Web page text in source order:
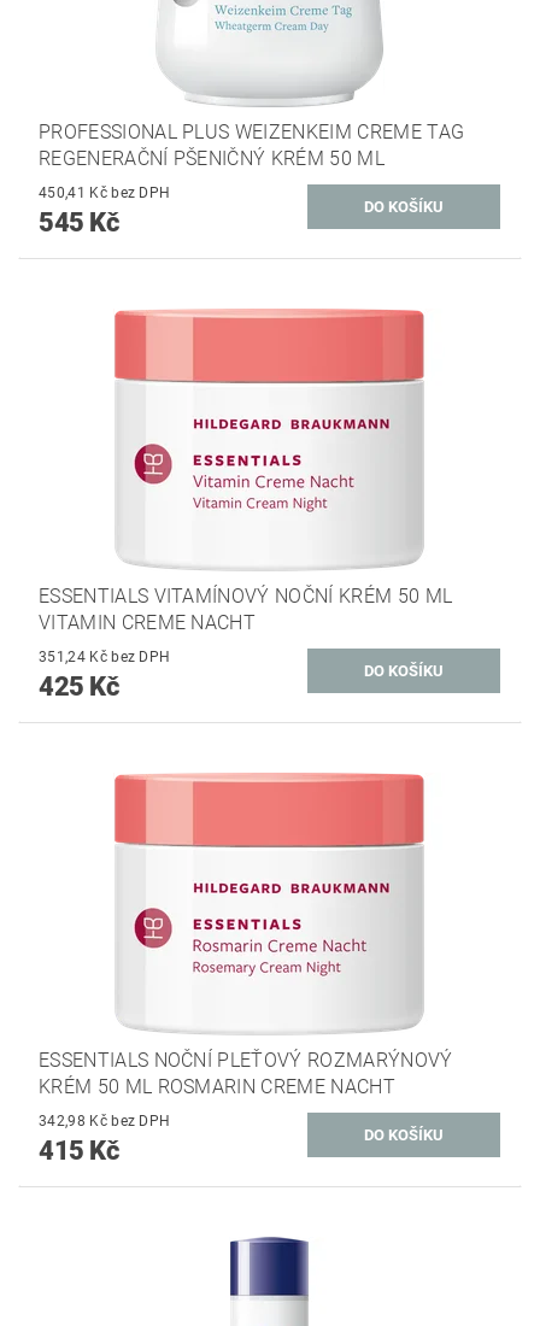
PROFESSIONAL PLUS WEIZENKEIM CREME TAG
REGENERAČNÍ PŠENIČNÝ KRÉM 50 ML
450,41 Kč bez DPH
545 Kč
ESSENTIALS VITAMÍNOVÝ NOČNÍ KRÉM 50 ML
VITAMIN CREME NACHT
351,24 Kč bez DPH
425 Kč
ESSENTIALS NOČNÍ PLEŤOVÝ ROZMARÝNOVÝ
KRÉM 50 ML ROSMARIN CREME NACHT
342,98 Kč bez DPH
415 Kč